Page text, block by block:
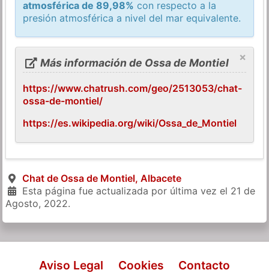
atmosférica de 89,98% con respecto a la
presión atmosférica a nivel del mar equivalente.
×
Más información de Ossa de Montiel
https://www.chatrush.com/geo/2513053/chat-
ossa-de-montiel/
https://es.wikipedia.org/wiki/Ossa_de_Montiel
Chat de Ossa de Montiel, Albacete
Esta página fue actualizada por última vez el 21 de
Agosto, 2022.
Aviso Legal Cookies Contacto